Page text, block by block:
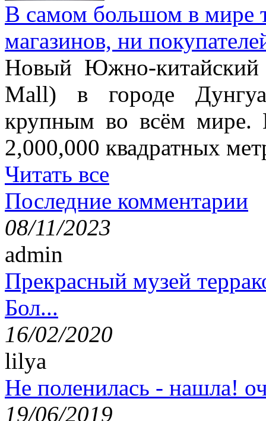
В самом большом в мире
магазинов, ни
Новый Южно-
Mall) в городе
крупным во всём мире.
2,000,000 квадратных
Читать все
Последние комментарии
08/11/2023
admin
Прекрасный музей
Бол...
16/02/2020
lilya
Не поленилась - нашла!
19/06/2019